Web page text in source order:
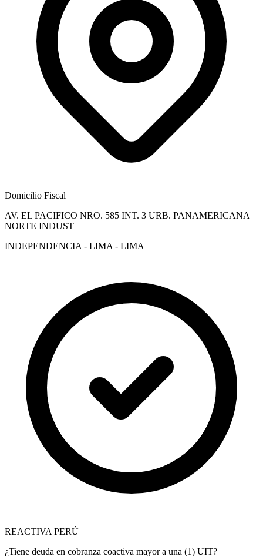
Domicilio Fiscal
AV. EL PACIFICO NRO. 585 INT. 3 URB. PANAMERICANA
NORTE INDUST
INDEPENDENCIA - LIMA - LIMA
REACTIVA PERÚ
¿Tiene deuda en cobranza coactiva mayor a una (1) UIT?